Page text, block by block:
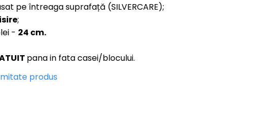
pe întreaga suprafață (SILVERCARE);
;
- 24 cm.
pana in fata casei/blocului.
produs